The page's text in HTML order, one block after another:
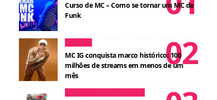
Curso de MC – Como se tornar um MC de
Funk
MC IG conquista marco histórico: 100
milhões de streams em menos de um
mês